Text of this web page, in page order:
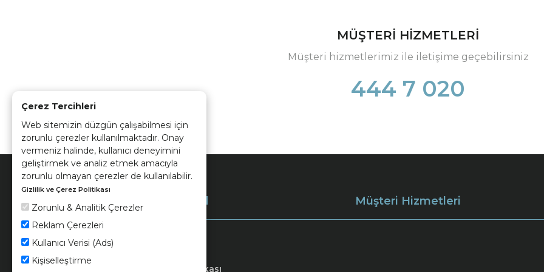
Çerez Tercihleri
Web sitemizin düzgün çalışabilmesi için
zorunlu çerezler kullanılmaktadır. Onay
vermeniz halinde, kullanıcı deneyimini
geliştirmek ve analiz etmek amacıyla
zorunlu olmayan çerezler de kullanılabilir.
Gizlilik ve Çerez Politikası
Zorunlu & Analitik Çerezler
Reklam Çerezleri
Kullanıcı Verisi (Ads)
Kişiselleştirme
MÜŞTERİ HİZMETLERİ
Müşteri hizmetlerimiz ile iletişime geçebilirsiniz
444 7 020
Müşteri Hizmetleri
Kvkk ve Çerez Politikası